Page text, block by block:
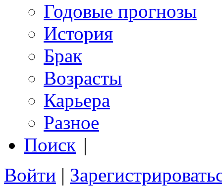
Годовые прогнозы
История
Брак
Возрасты
Карьера
Разное
Поиск |
Войти |